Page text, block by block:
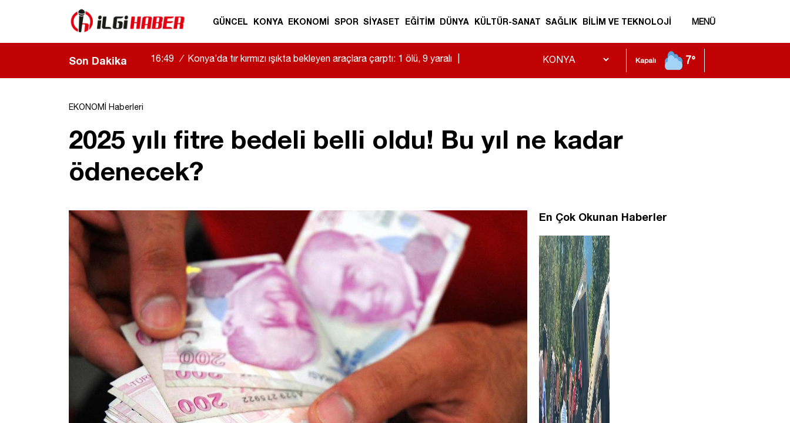
GÜNCEL KONYA EKONOMİ SPOR SİYASET EĞİTİM DÜNYA KÜLTÜR-SANAT SAĞLIK BİLİM VE TEKNOLOJİ MENÜ
Son Dakika 16:49 / Konya’da tır kırmızı ışıkta bekleyen araçlara çarptı: 1 ölü, 9 yaralı Kapalı 7°
EKONOMİ Haberleri
2025 yılı fitre bedeli belli oldu! Bu yıl ne kadar
ödenecek?
En Çok Okunan Haberler